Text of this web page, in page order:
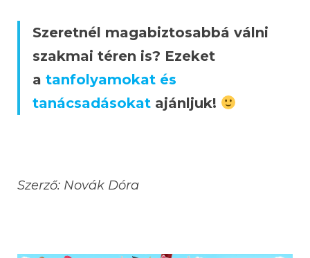
Szeretnél magabiztosabbá válni
szakmai téren is? Ezeket
a tanfolyamokat és
tanácsadásokat ajánljuk!
Szerző: Novák Dóra